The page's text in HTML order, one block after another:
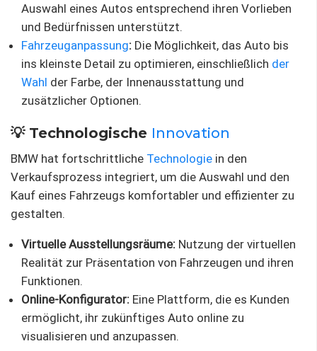
Auswahl eines Autos entsprechend ihren Vorlieben
und Bedürfnissen unterstützt.
Fahrzeuganpassung: Die Möglichkeit, das Auto bis
ins kleinste Detail zu optimieren, einschließlich der
Wahl der Farbe, der Innenausstattung und
zusätzlicher Optionen.
💡 Technologische Innovation
BMW hat fortschrittliche Technologie in den
Verkaufsprozess integriert, um die Auswahl und den
Kauf eines Fahrzeugs komfortabler und effizienter zu
gestalten.
Virtuelle Ausstellungsräume: Nutzung der virtuellen
Realität zur Präsentation von Fahrzeugen und ihren
Funktionen.
Online-Konfigurator: Eine Plattform, die es Kunden
ermöglicht, ihr zukünftiges Auto online zu
visualisieren und anzupassen.